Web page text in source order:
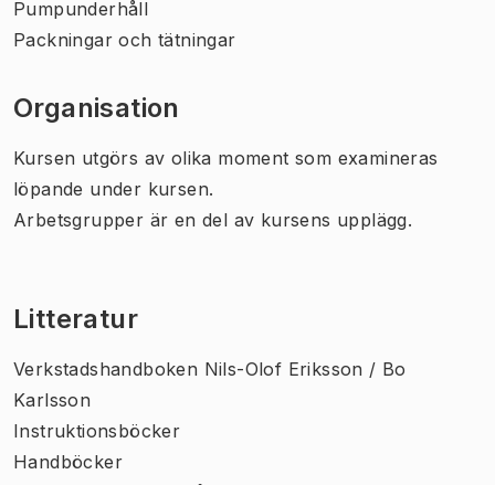
Pumpunderhåll
Packningar och tätningar
Organisation
Kursen utgörs av olika moment som examineras
löpande under kursen.
Arbetsgrupper är en del av kursens upplägg.
Litteratur
Verkstadshandboken Nils-Olof Eriksson / Bo
Karlsson
Instruktionsböcker
Handböcker